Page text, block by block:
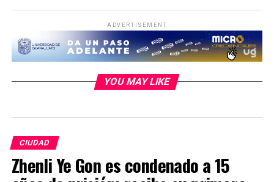
ADVERTISEMENT
YOU MAY LIKE
CIUDAD
Zhenli Ye Gon es condenado a 15